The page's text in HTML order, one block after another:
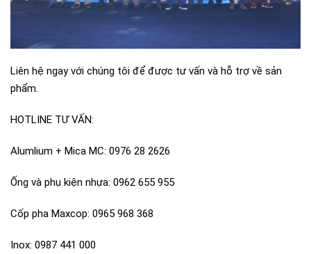
Liên hệ ngay với chúng tôi để được tư vấn và hỗ trợ về sản
phẩm.
HOTLINE TƯ VẤN:
Alumlium + Mica MC: 0976 28 2626
Ống và phụ kiện nhựa: 0962 655 955
Cốp pha Maxcop: 0965 968 368
Inox: 0987 441 000